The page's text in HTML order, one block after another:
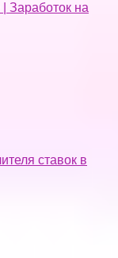
| Заработок на
ставок в